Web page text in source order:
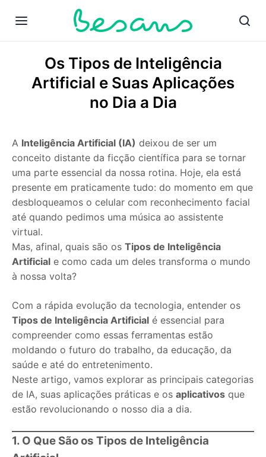
Os Tipos de Inteligência
Artificial e Suas Aplicações
no Dia a Dia
A Inteligência Artificial (IA) deixou de ser um
conceito distante da ficção científica para se tornar
uma parte essencial da nossa rotina. Hoje, ela está
presente em praticamente tudo: do momento em que
desbloqueamos o celular com reconhecimento facial
até quando pedimos uma música ao assistente
virtual.
Mas, afinal, quais são os Tipos de Inteligência
Artificial e como cada um deles transforma o mundo
à nossa volta?
Com a rápida evolução da tecnologia, entender os
Tipos de Inteligência Artificial é essencial para
compreender como essas ferramentas estão
moldando o futuro do trabalho, da educação, da
saúde e até do entretenimento.
Neste artigo, vamos explorar as principais categorias
de IA, suas aplicações práticas e os aplicativos que
estão revolucionando o nosso dia a dia.
1. O Que São os Tipos de Inteligência